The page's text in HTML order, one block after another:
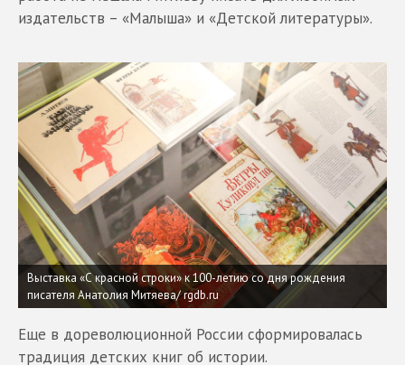
издательств – «Малыша» и «Детской литературы».
Выставка «С красной строки» к 100-летию со дня рождения
писателя Анатолия Митяева/ rgdb.ru
Еще в дореволюционной России сформировалась
традиция детских книг об истории.